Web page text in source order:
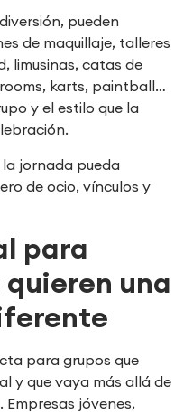
pueden
de maquillaje, talleres
limusinas, catas de
karts, paintball…
y el estilo que la
jornada pueda
de ocio, vínculos y
para
una
para grupos que
y que vaya más allá de
jóvenes,